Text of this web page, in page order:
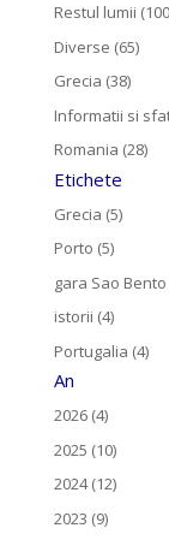
Restul lumii
Diverse (65)
Grecia (38)
Informatii si
Romania (28)
Etichete
Grecia (5)
Porto (5)
gara Sao Bento
istorii (4)
Portugalia (4)
An
2026 (4)
2025 (10)
2024 (12)
2023 (9)